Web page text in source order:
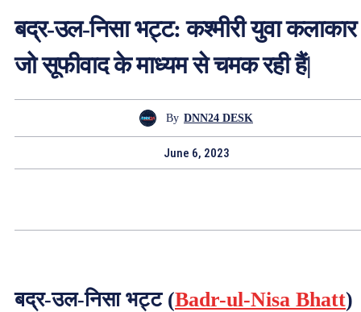
बद्र-उल-निसा भट्ट: कश्मीरी युवा कलाकार
जो सूफीवाद के माध्यम से चमक रही हैं|
By DNN24 DESK
June 6, 2023
बद्र-उल-निसा भट्ट (Badr-ul-Nisa Bhatt)